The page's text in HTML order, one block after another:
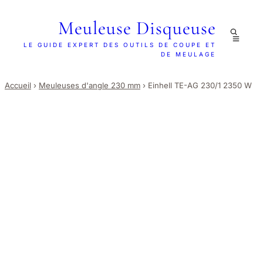
Meuleuse Disqueuse
LE GUIDE EXPERT DES OUTILS DE COUPE ET
DE MEULAGE
Accueil › Meuleuses d'angle 230 mm › Einhell TE-AG 230/1 2350 W